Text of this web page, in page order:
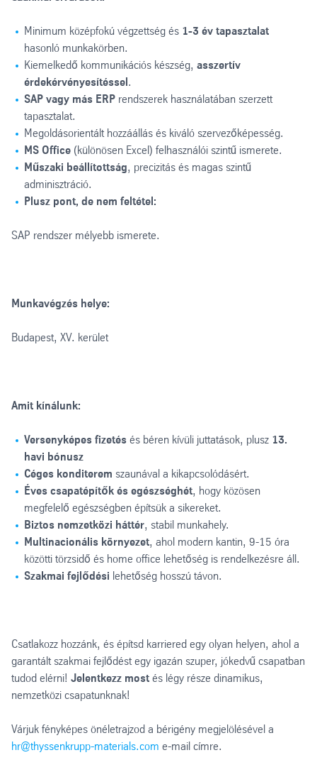
Minimum középfokú végzettség és 1-3 év tapasztalat
hasonló munkakörben.
Kiemelkedő kommunikációs készség, asszertív
érdekérvényesítéssel.
SAP vagy más ERP rendszerek használatában szerzett
tapasztalat.
Megoldásorientált hozzáállás és kiváló szervezőképesség.
MS Office (különösen Excel) felhasználói szintű ismerete.
Műszaki beállítottság, precizitás és magas szintű
adminisztráció.
Plusz pont, de nem feltétel:
SAP rendszer mélyebb ismerete.
Munkavégzés helye:
Budapest, XV. kerület
Amit kínálunk:
Versenyképes fizetés és béren kívüli juttatások, plusz 13.
havi bónusz
Céges konditerem szaunával a kikapcsolódásért.
Éves csapatépítők és egészséghét, hogy közösen
megfelelő egészségben építsük a sikereket.
Biztos nemzetközi háttér, stabil munkahely.
Multinacionális környezet, ahol modern kantin, 9-15 óra
közötti törzsidő és home office lehetőség is rendelkezésre áll.
Szakmai fejlődési lehetőség hosszú távon.
Csatlakozz hozzánk, és építsd karriered egy olyan helyen, ahol a
garantált szakmai fejlődést egy igazán szuper, jókedvű csapatban
tudod elérni! Jelentkezz most és légy része dinamikus,
nemzetközi csapatunknak!
Várjuk fényképes önéletrajzod a bérigény megjelölésével a
hr@thyssenkrupp-materials.com e-mail címre.